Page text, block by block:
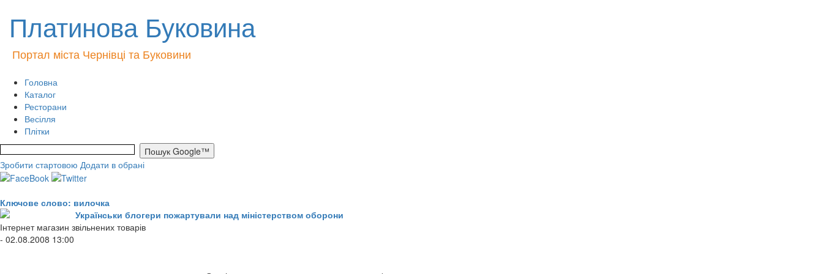
Платинова Буковина
Портал міста Чернівці та Буковини
Головна
Каталог
Ресторани
Весілля
Плітки
Зробити стартовою Додати в обрані
Ключове слово: вилочка
Українськи блогери пожартували над міністерством оборони
Інтернет магазин звільнених товарів
- 02.08.2008 13:00